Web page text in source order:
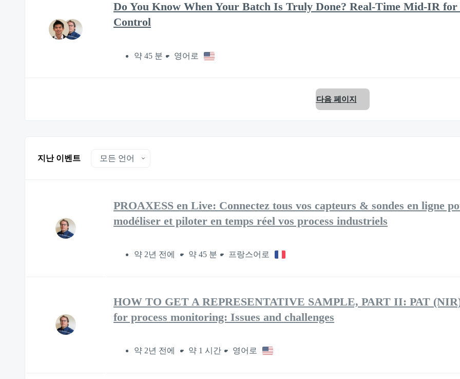
Do You Know When Your Batch Is Truly Done? Real-Time Mid-IR
Control
약 45 분 영어로
다음 페이지
지난 이벤트
PROAXESS en Live: Connectez tous vos capteurs & sondes en ligne
modéliser et piloter en temps réel vos process industriels
약 2년 전에 약 45 분 프랑스어로
HOW TO GET A REPRESENTATIVE SAMPLE, PART II: PAT
for process monitoring: Issues and challenges
약 2년 전에 약 1 시간 영어로